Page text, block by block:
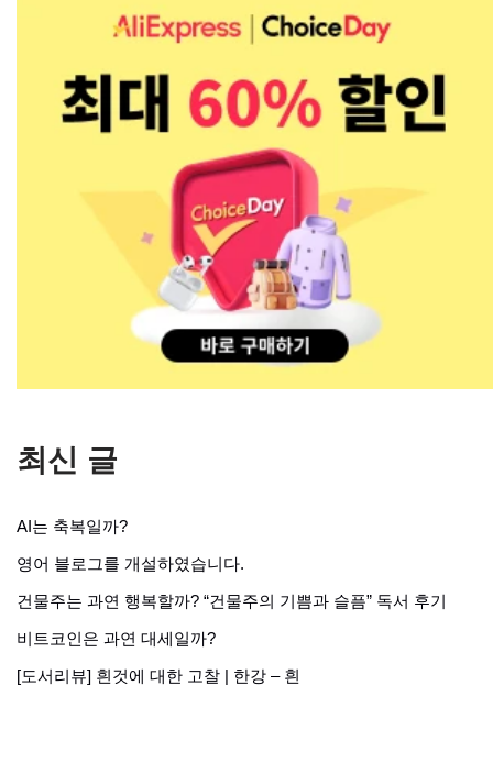
최신 글
AI는 축복일까?
영어 블로그를 개설하였습니다.
건물주는 과연 행복할까? “건물주의 기쁨과 슬픔” 독서 후기
비트코인은 과연 대세일까?
[도서리뷰] 흰것에 대한 고찰 | 한강 – 흰